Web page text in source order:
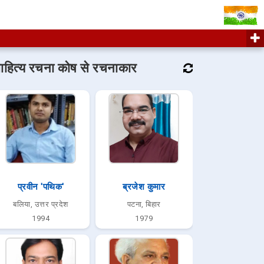
रचना कोष से रचनाकार
प्रवीन 'पथिक'
बलिया, उत्तर प्रदेश
1994
ब्रजेश कुमार
पटना, बिहार
1979